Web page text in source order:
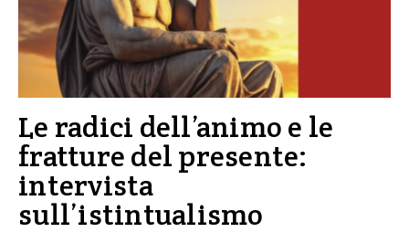
Le radici dell’animo e le
fratture del presente:
intervista
sull’istintualismo